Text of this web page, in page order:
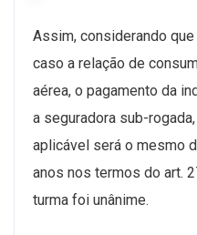
Assim, considerando
caso a relação de
aérea, o pagamento da
a seguradora sub-
aplicável será o mesmo
anos nos termos do art.
turma foi unânime.